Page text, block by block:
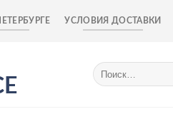
УСЛОВИЯ ДОСТАВКИ
Искать: